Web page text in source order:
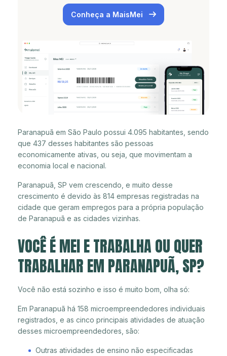
Conheça a MaisMei
Paranapuã em São Paulo possui 4.095 habitantes, sendo
que 437 desses habitantes são pessoas
economicamente ativas, ou seja, que movimentam a
economia local e nacional.
Paranapuã, SP vem crescendo, e muito desse
crescimento é devido às 814 empresas registradas na
cidade que geram empregos para a própria população
de Paranapuã e as cidades vizinhas.
VOCÊ É MEI E TRABALHA OU QUER
TRABALHAR EM PARANAPUÃ, SP?
Você não está sozinho e isso é muito bom, olha só:
Em Paranapuã há 158 microempreendedores individuais
registrados, e as cinco principais atividades de atuação
desses microempreendedores, são:
Outras atividades de ensino não especificadas